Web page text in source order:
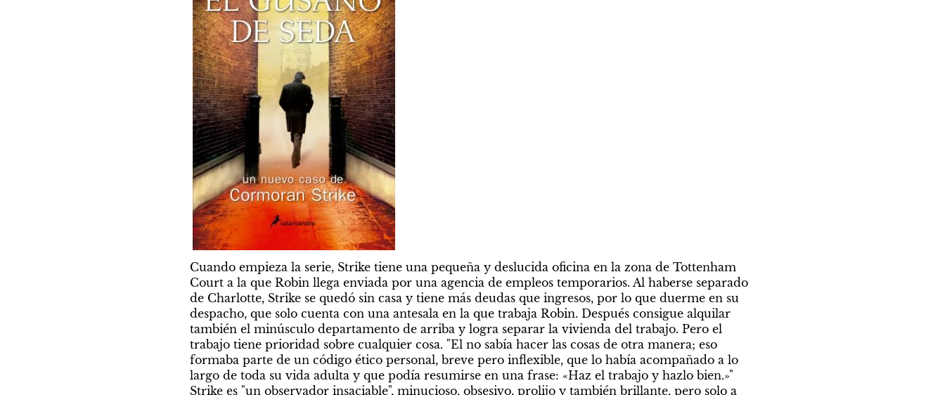
Cuando empieza la serie, Strike tiene una pequeña y deslucida oficina en la zona de Tottenham
Court a la que Robin llega enviada por una agencia de empleos temporarios. Al haberse separado
de Charlotte, Strike se quedó sin casa y tiene más deudas que ingresos, por lo que duerme en su
despacho, que solo cuenta con una antesala en la que trabaja Robin. Después consigue alquilar
también el minúsculo departamento de arriba y logra separar la vivienda del trabajo. Pero el
trabajo tiene prioridad sobre cualquier cosa. "El no sabía hacer las cosas de otra manera; eso
formaba parte de un código ético personal, breve pero inflexible, que lo había acompañado a lo
largo de toda su vida adulta y que podía resumirse en una frase: «Haz el trabajo y hazlo bien.»"
Strike es "un observador insaciable", minucioso, obsesivo, prolijo y también brillante, pero solo a